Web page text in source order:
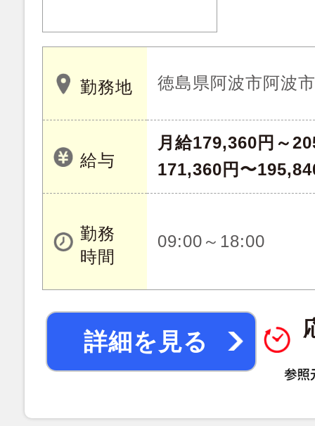
勤務地 徳島県阿波市阿波
給与
月給179,360円～
171,360円〜
勤務
時間
09:00～18:00
詳細を見る